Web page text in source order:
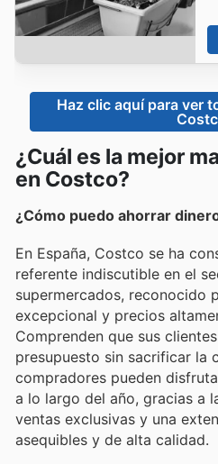
Haz clic aquí para ver
¿Cuál es la mejor
en Costco?
¿Cómo puedo ahorrar
En España, Costco se ha
referente indiscutible en el
supermercados, reconocido
excepcional y precios
Comprenden que sus
presupuesto sin sacrificar la
compradores pueden
a lo largo del año, gracias a
ventas exclusivas y una
asequibles y de alta calidad.